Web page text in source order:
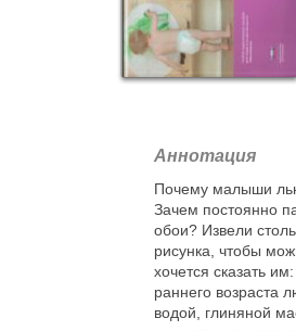
Аннотация
Почему малыши
Зачем постоянно
обои? Извели
рисунка, чтобы
хочется сказать
раннего возраста
водой, глиняной